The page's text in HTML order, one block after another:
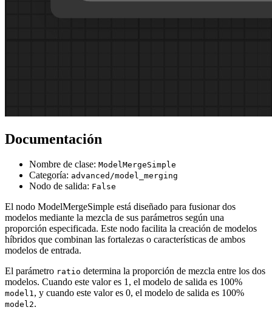
Documentación
Nombre de clase: ModelMergeSimple
Categoría: advanced/model_merging
Nodo de salida: False
El nodo ModelMergeSimple está diseñado para fusionar dos
modelos mediante la mezcla de sus parámetros según una
proporción especificada. Este nodo facilita la creación de modelos
híbridos que combinan las fortalezas o características de ambos
modelos de entrada.
El parámetro ratio determina la proporción de mezcla entre los dos
modelos. Cuando este valor es 1, el modelo de salida es 100%
model1, y cuando este valor es 0, el modelo de salida es 100%
model2.